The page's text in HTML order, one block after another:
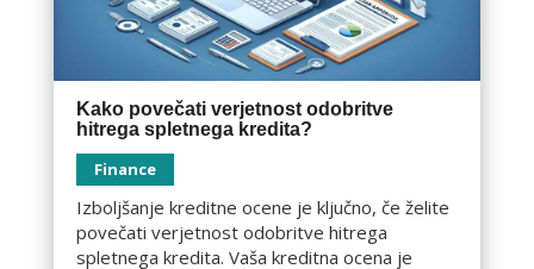
Kako povečati verjetnost odobritve
hitrega spletnega kredita?
Finance
Izboljšanje kreditne ocene je ključno, če želite
povečati verjetnost odobritve hitrega
spletnega kredita. Vaša kreditna ocena je